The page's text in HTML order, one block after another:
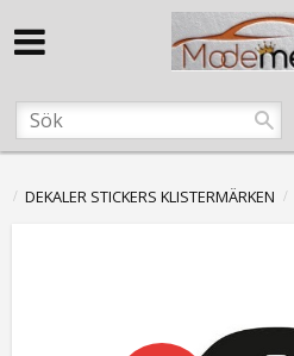
DEKALER STICKERS KLISTERMÄRKEN